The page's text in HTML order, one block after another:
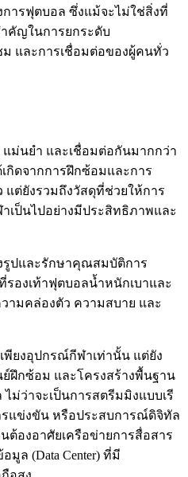
ารฟุตบอล ซึ่งแม้จะไม่ใช่สิ่งที่
คัญในการยกระดับ
และการเชื่อมต่อของผู้คนทั่ว
ม่นยำ และเชื่อมต่อกันมากกว่า
กิดจากการฝึกซ้อมและการ
แต่ยังรวมถึงวัสดุที่ช่วยให้การ
เป็นไปอย่างมีประสิทธิภาพและ
ปและรักษาคุณสมบัติการ
องเท้าฟุตบอลน้ำหนักเบาและ
ามคล่องตัว ความสบาย และ
พียงอุปกรณ์กีฬาเท่านั้น แต่ยัง
ฝึกซ้อม และโครงสร้างพื้นฐาน
ม่ว่าจะเป็นการสตรีมมิงแบบเรี
แข่งขัน หรือประสบการณ์ดิจิทัล
องอาศัยเครือข่ายการสื่อสาร
ล (Data Center) ที่มี